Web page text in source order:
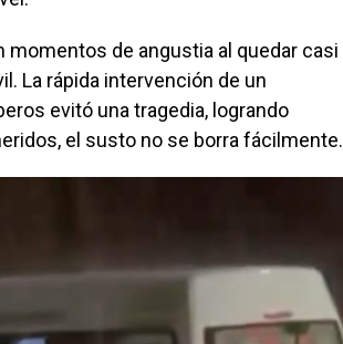
de angustia al quedar casi
La rápida intervención de un
evitó una tragedia, logrando
el susto no se borra fácilmente.